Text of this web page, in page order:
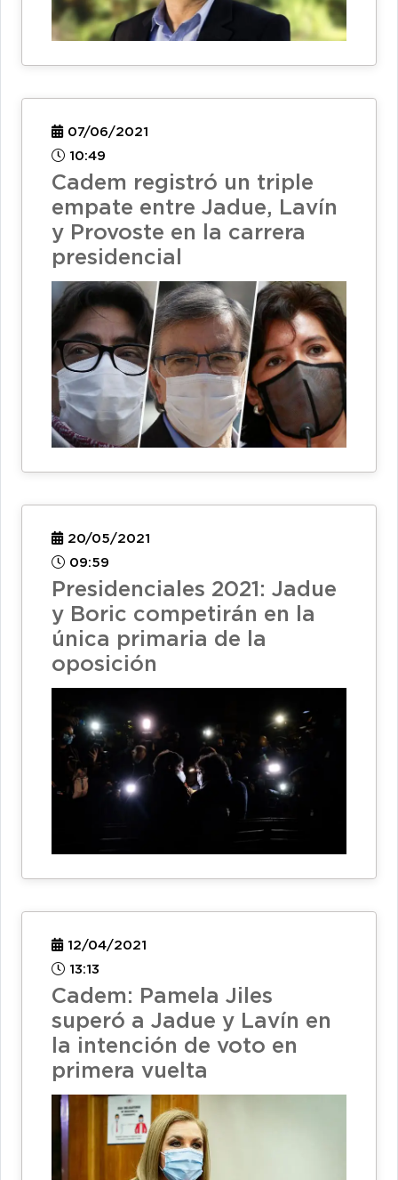
07/06/2021
10:49
Cadem registró un triple
empate entre Jadue, Lavín
y Provoste en la carrera
presidencial
20/05/2021
09:59
Presidenciales 2021: Jadue
y Boric competirán en la
única primaria de la
oposición
12/04/2021
13:13
Cadem: Pamela Jiles
superó a Jadue y Lavín en
la intención de voto en
primera vuelta